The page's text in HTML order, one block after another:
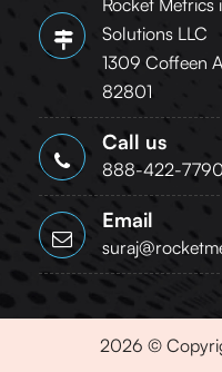
Rocket Metrics
Solutions LLC
1309 Coffeen
82801
Call us
888-422-7790
Email
2026 ©